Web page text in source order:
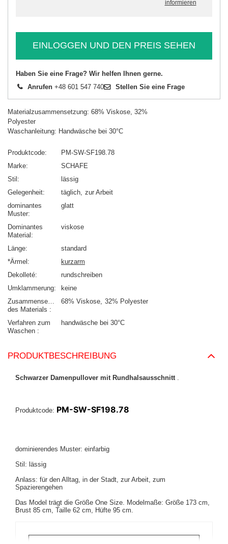
informieren
EINLOGGEN UND DEN PREIS SEHEN
Haben Sie eine Frage? Wir helfen Ihnen gerne.
Anrufen +48 601 547 740 Stellen Sie eine Frage
Materialzusammensetzung: 68% Viskose, 32%
Polyester
Waschanleitung: Handwäsche bei 30°C
Produktcode
PM-SW-SF198.78
Marke
SCHAFE
Stil
lässig
Gelegenheit
täglich zur Arbeit
dominantes
Muster
glatt
Dominantes
Material
viskose
Länge
standard
*Ärmel
kurzarm
Dekolleté
rundschreiben
Umklammerung
keine
Zusammensetzung
des Materials
68% Viskose 32% Polyester
Verfahren zum
Waschen
handwäsche bei 30°C
PRODUKTBESCHREIBUNG
Schwarzer Damenpullover mit Rundhalsausschnitt
Produktcode: PM-SW-SF198.78
dominierendes Muster: einfarbig
Stil: lässig
Anlass: für den Alltag, in der Stadt, zur Arbeit, zum
Spazierengehen
Das Model trägt die Größe One Size. Modelmaße: Größe 173 cm,
Brust 85 cm, Taille 62 cm, Hüfte 95 cm.